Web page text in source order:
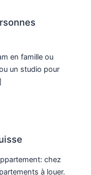
en famille ou
un studio pour
chez
à louer.